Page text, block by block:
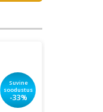
Suvine
soodustus
-33%